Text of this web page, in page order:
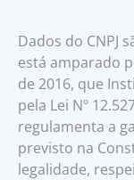
Dados do CNPJ
está amparado
de 2016, que
pela Lei Nº
regulamenta a
previsto na
legalidade,